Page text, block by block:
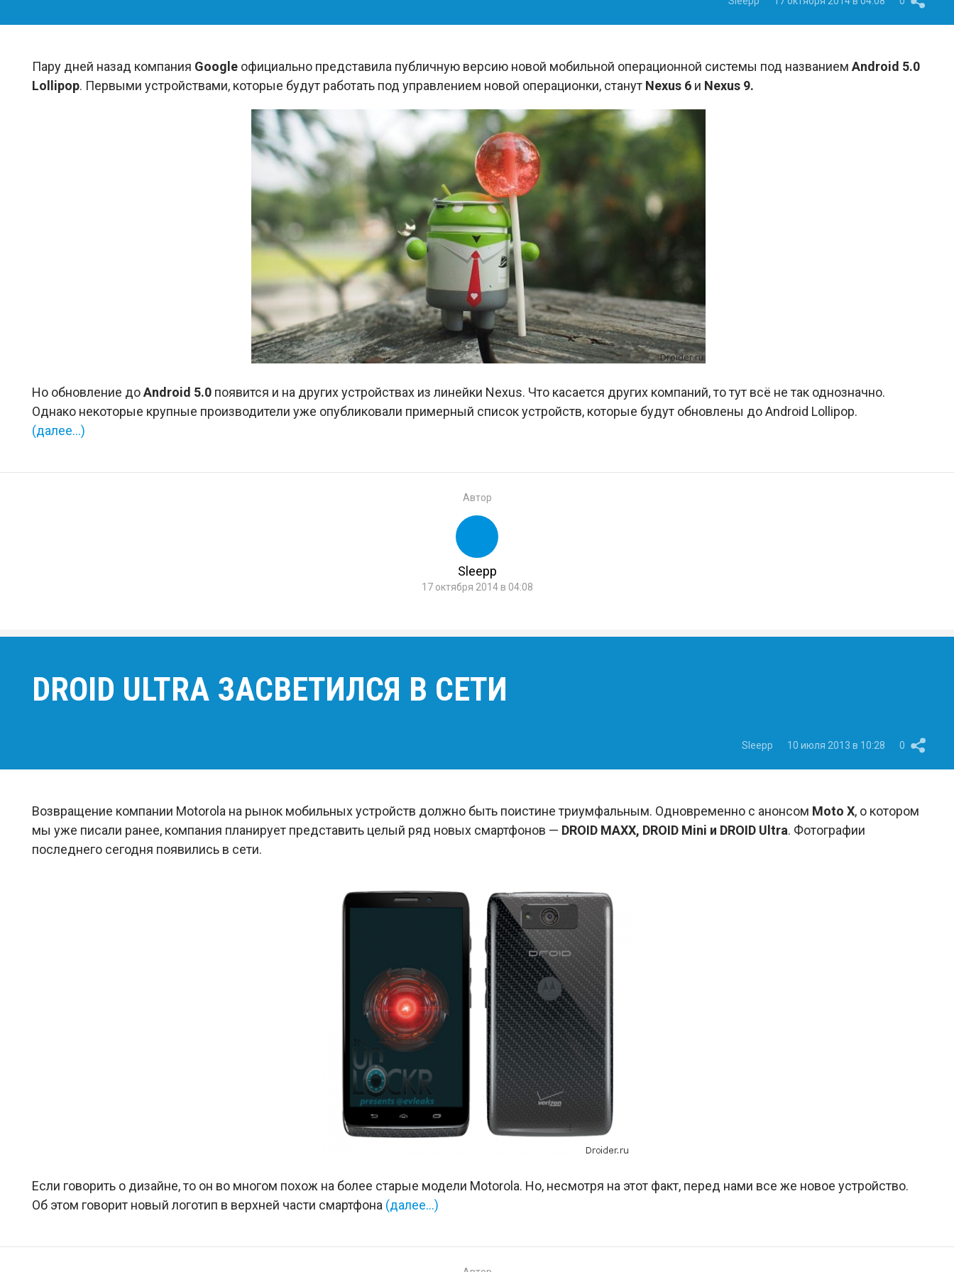
Пару дней назад компания Google официально представила публичную версию новой мобильной операционной системы под названием Android 5.0
Lollipop. Первыми устройствами, которые будут работать под управлением новой операционки, станут Nexus 6 и Nexus 9.
Но обновление доAndroid 5.0 появится и на других устройствах из линейки Nexus. Что касается других компаний, то тут всё не так однозначно.
Однако некоторые крупные производители уже опубликовали примерный список устройств, которые будут обновлены до Android Lollipop.
(далее…)
Автор
Sleepp
17 октября 2014 в 04:08
DROID ULTRA ЗАСВЕТИЛСЯ В СЕТИ
Sleepp 10 июля 2013 в 10:28 0
Возвращение компании Motorola на рынок мобильных устройств должно быть поистине триумфальным. Одновременно с анонсом Moto X, о котором
мы уже писали ранее, компания планирует представить целый ряд новых смартфонов — DROID MAXX, DROID Mini и DROID Ultra. Фотографии
последнего сегодня появились в сети.
Если говорить о дизайне, то он во многом похож на более старые модели Motorola. Но, несмотря на этот факт, перед нами все же новое устройство.
Об этом говорит новый логотип в верхней части смартфона (далее…)